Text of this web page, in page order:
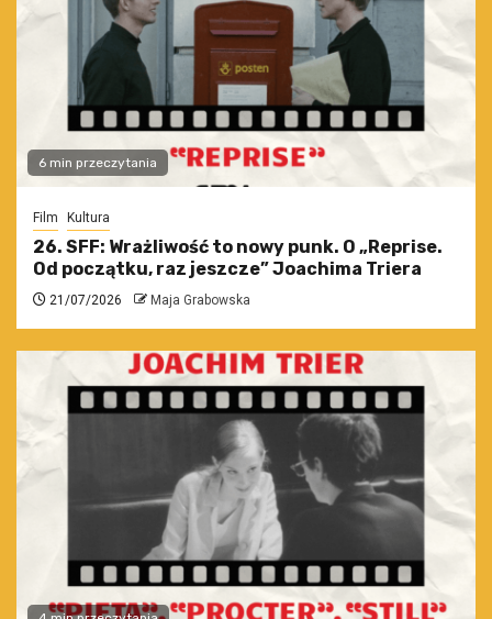
6 min przeczytania
Film Kultura
26. SFF: Wrażliwość to nowy punk. O „Reprise.
Od początku, raz jeszcze” Joachima Triera
21/07/2026 Maja Grabowska